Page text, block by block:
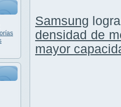
Samsung
densidad de
mayor